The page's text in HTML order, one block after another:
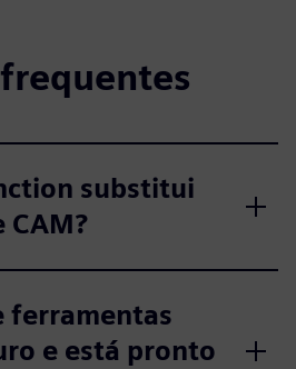
substitui
CAM?
ferramentas
e está pronto